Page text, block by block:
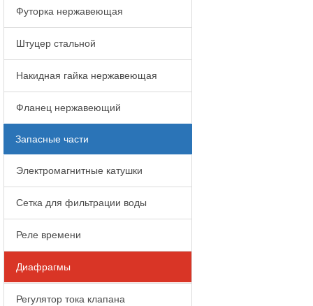
Футорка нержавеющая
Штуцер стальной
Накидная гайка нержавеющая
Фланец нержавеющий
Запасные части
Электромагнитные катушки
Сетка для фильтрации воды
Реле времени
Диафрагмы
Регулятор тока клапана